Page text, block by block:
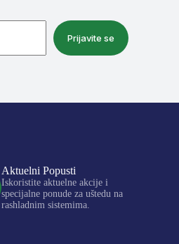
Prijavite se
Aktuelni Popusti
Iskoristite aktuelne akcije i
specijalne ponude za uštedu na
rashladnim sistemima.